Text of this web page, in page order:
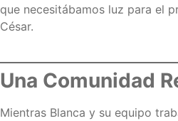
que necesitábamos luz para el
César.
Una Comunidad
Mientras Blanca y su equipo